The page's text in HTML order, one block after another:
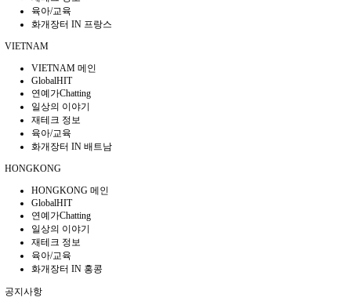
육아/교육
화개장터 IN 프랑스
VIETNAM
VIETNAM 메인
GlobalHIT
연예가Chatting
일상의 이야기
재테크 정보
육아/교육
화개장터 IN 배트남
HONGKONG
HONGKONG 메인
GlobalHIT
연예가Chatting
일상의 이야기
재테크 정보
육아/교육
화개장터 IN 홍콩
공지사항